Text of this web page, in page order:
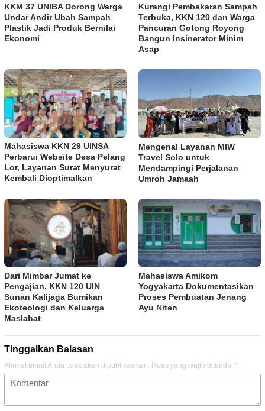
KKM 37 UNIBA Dorong Warga
Undar Andir Ubah Sampah
Plastik Jadi Produk Bernilai
Ekonomi
Kurangi Pembakaran Sampah
Terbuka, KKN 120 dan Warga
Pancuran Gotong Royong
Bangun Insinerator Minim
Asap
Mahasiswa KKN 29 UINSA
Perbarui Website Desa Pelang
Lor, Layanan Surat Menyurat
Kembali Dioptimalkan
Mengenal Layanan MIW
Travel Solo untuk
Mendampingi Perjalanan
Umroh Jamaah
Dari Mimbar Jumat ke
Pengajian, KKN 120 UIN
Sunan Kalijaga Bumikan
Ekoteologi dan Keluarga
Maslahat
Mahasiswa Amikom
Yogyakarta Dokumentasikan
Proses Pembuatan Jenang
Ayu Niten
Tinggalkan Balasan
Alamat email Anda tidak akan dipublikasikan. Ruas yang wajib ditandai *